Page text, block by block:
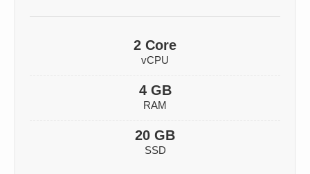
2 Core
vCPU
4 GB
RAM
20 GB
SSD